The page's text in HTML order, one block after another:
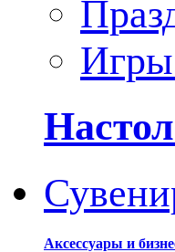
Игры
Аксессуары и